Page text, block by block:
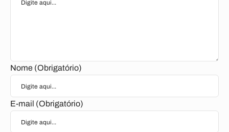
Nome (Obrigatório)
E-mail (Obrigatório)